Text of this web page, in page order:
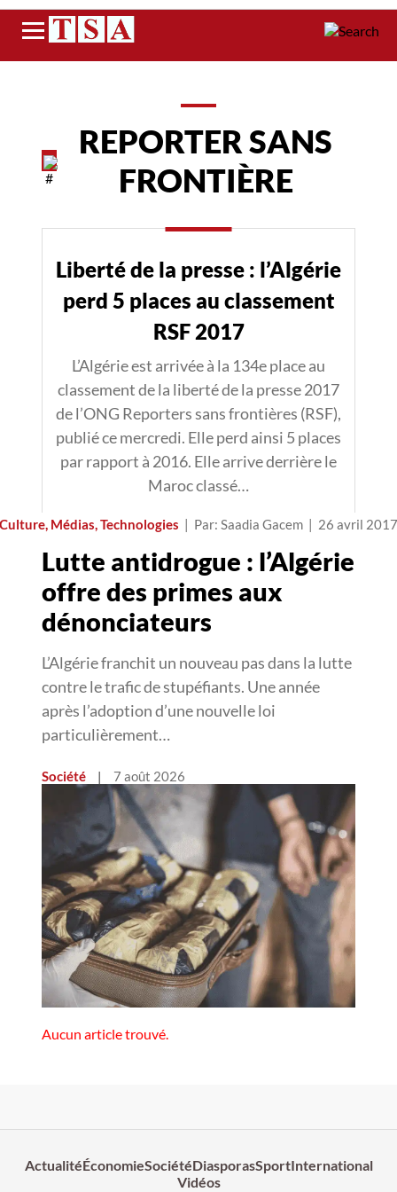
Menu
REPORTER SANS
FRONTIÈRE
Liberté de la presse : l’Algérie
perd 5 places au classement
RSF 2017
L’Algérie est arrivée à la 134e place au
classement de la liberté de la presse 2017
de l’ONG Reporters sans frontières (RSF),
publié ce mercredi. Elle perd ainsi 5 places
par rapport à 2016. Elle arrive derrière le
Maroc classé…
Culture, Médias, Technologies | Par: Saadia Gacem | 26 avril 2017
Lutte antidrogue : l’Algérie
offre des primes aux
dénonciateurs
L’Algérie franchit un nouveau pas dans la lutte
contre le trafic de stupéfiants. Une année
après l’adoption d’une nouvelle loi
particulièrement…
Société | 7 août 2026
Aucun article trouvé.
ActualitéÉconomieSociétéDiasporasSportInternational
Vidéos